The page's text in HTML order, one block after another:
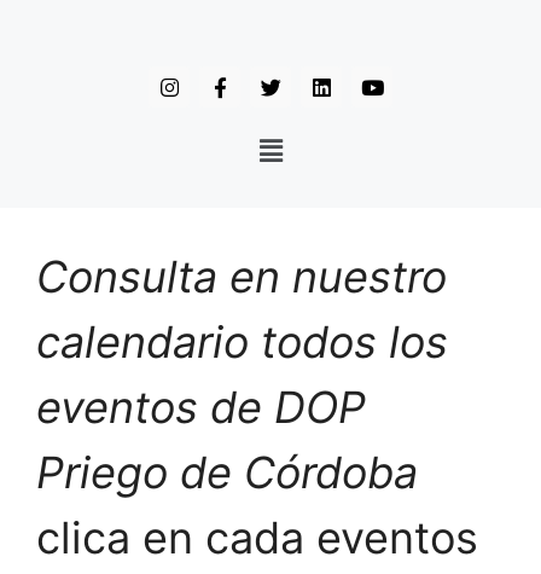
Consulta en nuestro
calendario todos los
eventos de DOP
Priego de Córdoba
clica en cada eventos